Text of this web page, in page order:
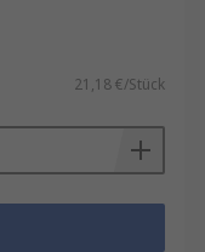
21,18 €/Stück